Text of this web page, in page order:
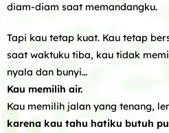
diam-diam saat memandangku.
Tapi kau tetap kuat. Kau tetap
saat waktuku tiba, kau tidak
nyala dan bunyi…
Kau memilih air.
Kau memilih jalan yang tenang,
karena kau tahu hatiku butuh